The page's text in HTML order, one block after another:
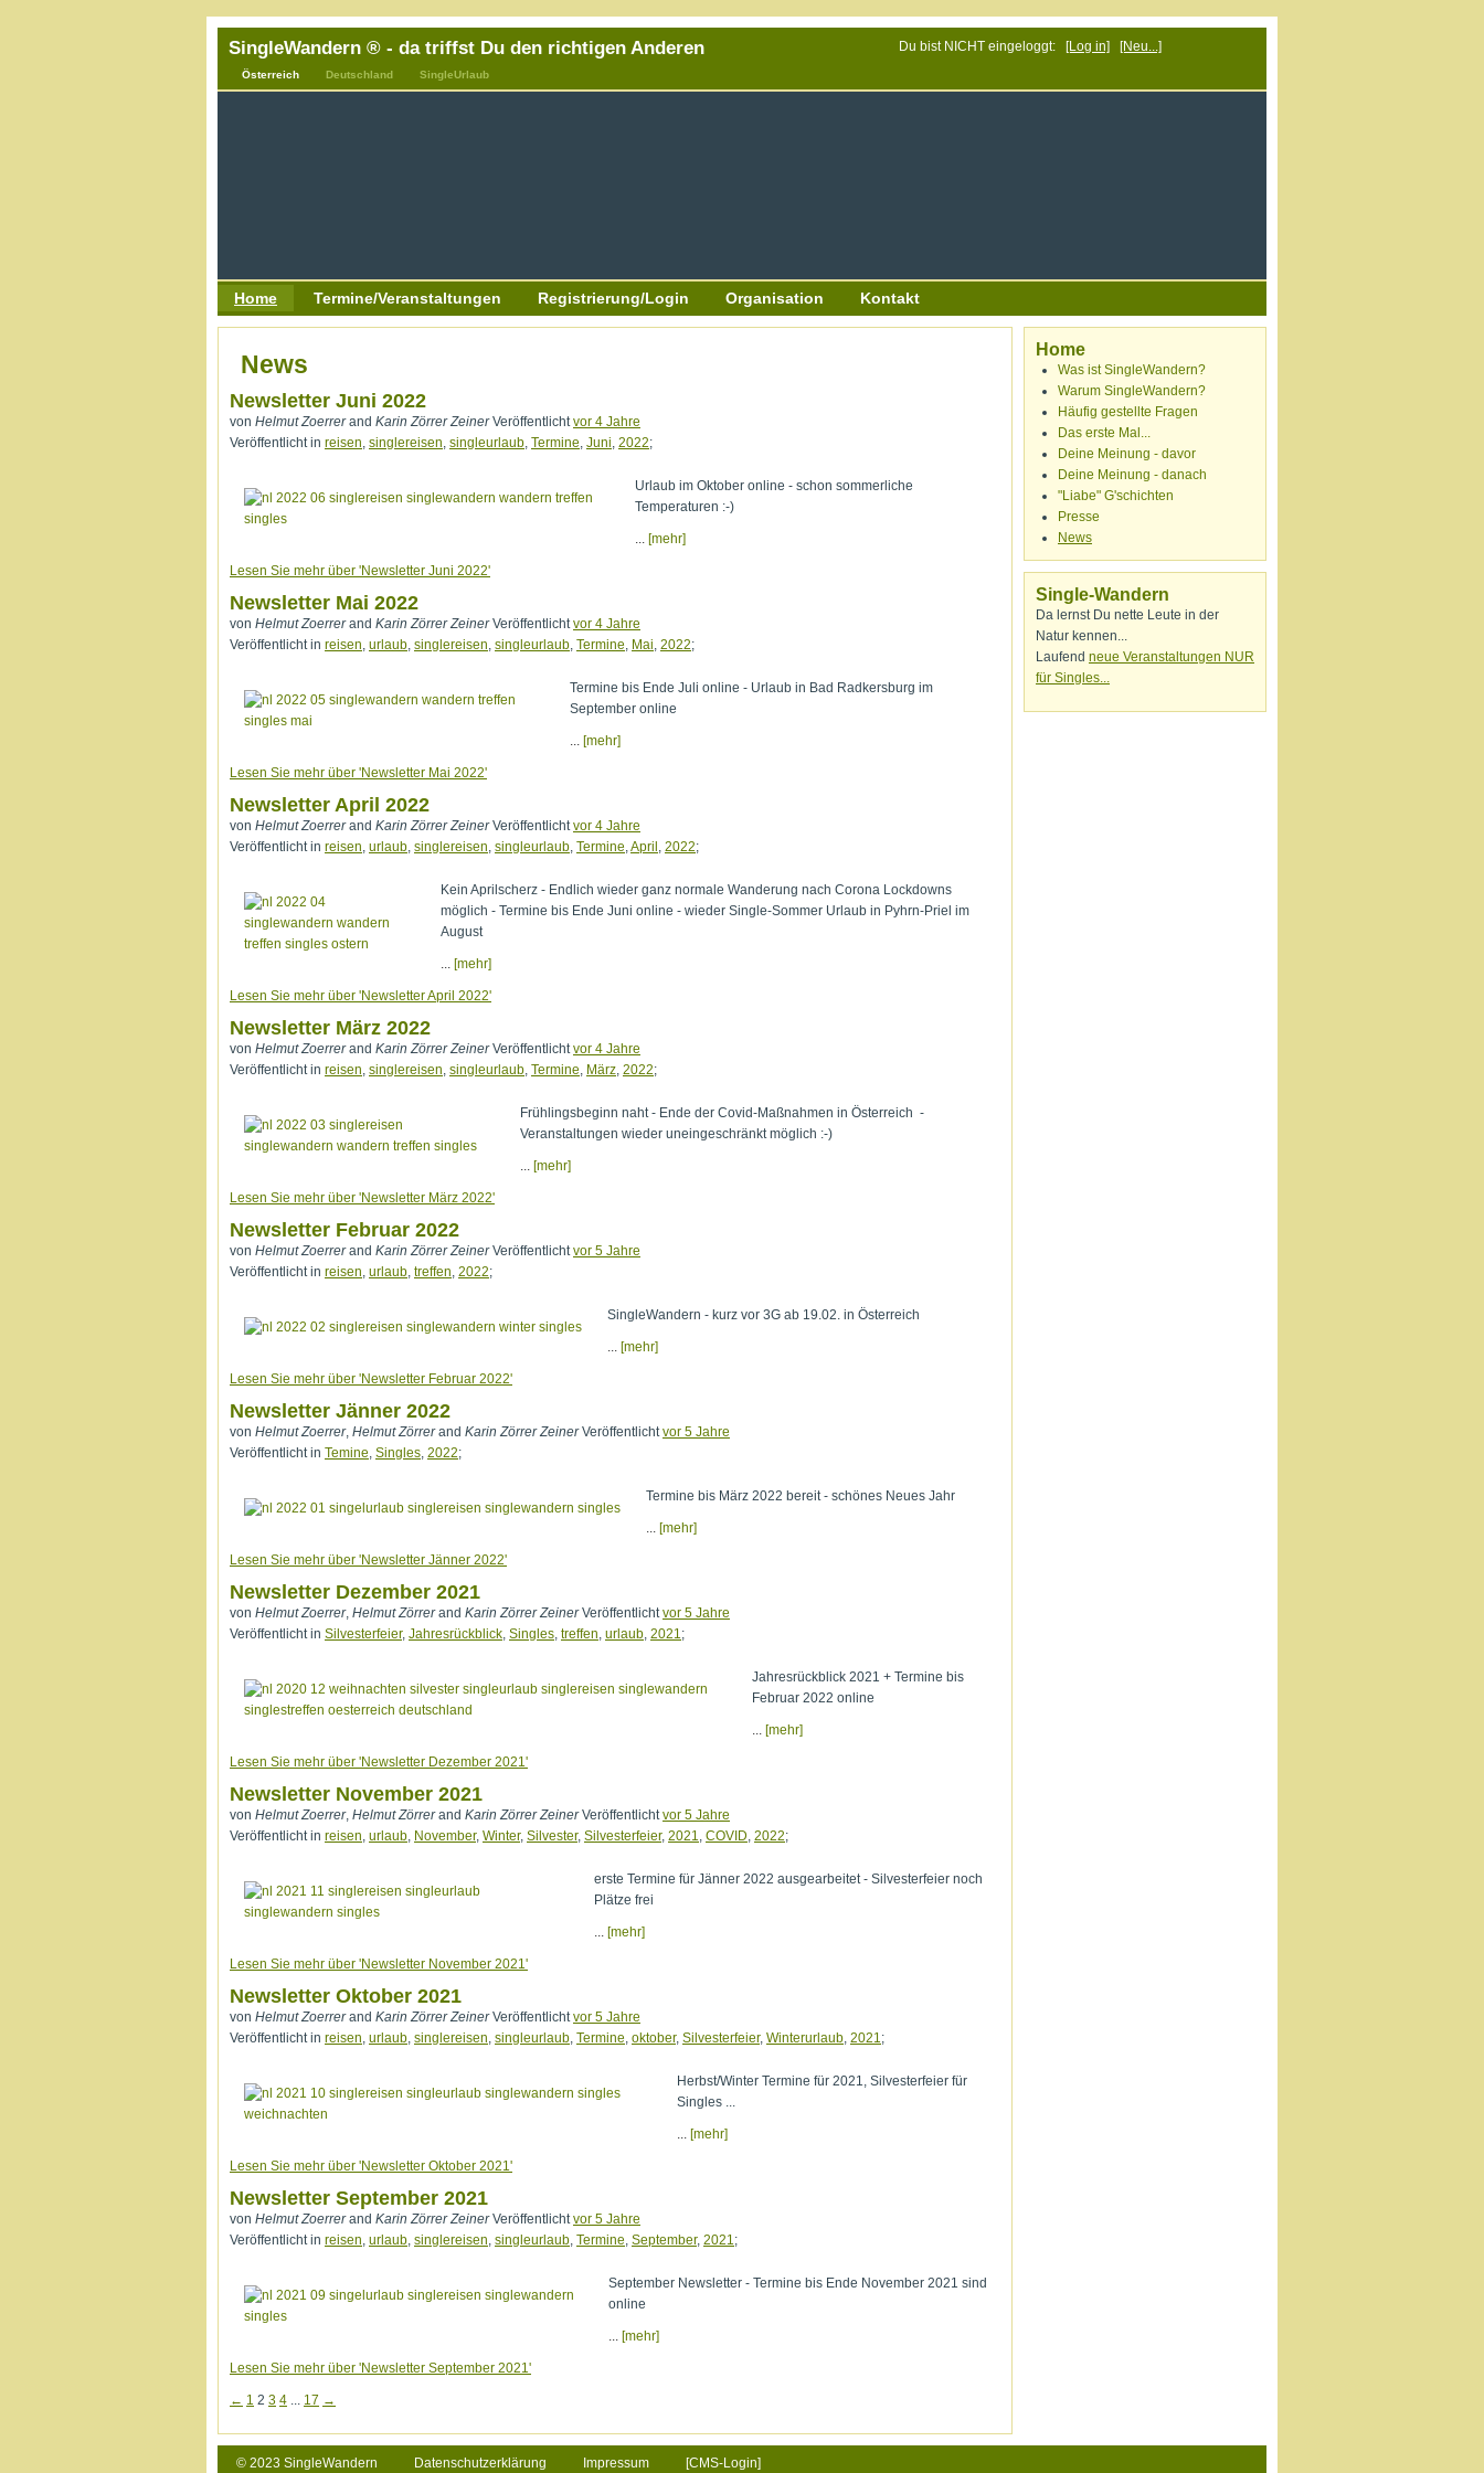
SingleWandern ® - da triffst Du den richtigen Anderen Du bist NICHT eingeloggt: [Log in] [Neu...]
Österreich Deutschland SingleUrlaub
Home Termine/Veranstaltungen Registrierung/Login Organisation Kontakt
News
Newsletter Juni 2022
von Helmut Zoerrerand Karin Zörrer ZeinerVeröffentlichtvor 4 Jahre
Veröffentlicht in reisen, singlereisen, singleurlaub, Termine, Juni, 2022;
Urlaub im Oktober online - schon sommerliche
Temperaturen :-)
... [mehr]
Lesen Sie mehr über 'Newsletter Juni 2022'
Newsletter Mai 2022
von Helmut Zoerrerand Karin Zörrer ZeinerVeröffentlichtvor 4 Jahre
Veröffentlicht in reisen, urlaub, singlereisen, singleurlaub, Termine, Mai, 2022;
Termine bis Ende Juli online - Urlaub in Bad Radkersburg im
September online
... [mehr]
Lesen Sie mehr über 'Newsletter Mai 2022'
Newsletter April 2022
von Helmut Zoerrerand Karin Zörrer ZeinerVeröffentlichtvor 4 Jahre
Veröffentlicht in reisen, urlaub, singlereisen, singleurlaub, Termine,April , 2022;
Kein Aprilscherz - Endlich wieder ganz normale Wanderung nach Corona Lockdowns
möglich - Termine bis Ende Juni online - wieder Single-Sommer Urlaub in Pyhrn-Priel im
August
... [mehr]
Lesen Sie mehr über 'Newsletter April 2022'
Newsletter März 2022
von Helmut Zoerrerand Karin Zörrer ZeinerVeröffentlichtvor 4 Jahre
Veröffentlicht in reisen, singlereisen, singleurlaub, Termine, März, 2022;
Frühlingsbeginn naht - Ende der Covid-Maßnahmen in Österreich -
Veranstaltungen wieder uneingeschränkt möglich :-)
... [mehr]
Lesen Sie mehr über 'Newsletter März 2022'
Newsletter Februar 2022
von Helmut Zoerrerand Karin Zörrer ZeinerVeröffentlichtvor 5 Jahre
Veröffentlicht in reisen, urlaub, treffen, 2022;
SingleWandern - kurz vor 3G ab 19.02. in Österreich
... [mehr]
Lesen Sie mehr über 'Newsletter Februar 2022'
Newsletter Jänner 2022
von Helmut Zoerrer, Helmut Zörrerand Karin Zörrer ZeinerVeröffentlichtvor 5 Jahre
Veröffentlicht in Temine, Singles, 2022;
Termine bis März 2022 bereit - schönes Neues Jahr
... [mehr]
Lesen Sie mehr über 'Newsletter Jänner 2022'
Newsletter Dezember 2021
von Helmut Zoerrer, Helmut Zörrerand Karin Zörrer ZeinerVeröffentlichtvor 5 Jahre
Veröffentlicht in Silvesterfeier, Jahresrückblick, Singles, treffen, urlaub, 2021;
Jahresrückblick 2021 + Termine bis
Februar 2022 online
... [mehr]
Lesen Sie mehr über 'Newsletter Dezember 2021'
Newsletter November 2021
von Helmut Zoerrer, Helmut Zörrerand Karin Zörrer ZeinerVeröffentlichtvor 5 Jahre
Veröffentlicht in reisen, urlaub, November, Winter, Silvester, Silvesterfeier, 2021, COVID, 2022;
erste Termine für Jänner 2022 ausgearbeitet - Silvesterfeier noch
Plätze frei
... [mehr]
Lesen Sie mehr über 'Newsletter November 2021'
Newsletter Oktober 2021
von Helmut Zoerrerand Karin Zörrer ZeinerVeröffentlichtvor 5 Jahre
Veröffentlicht in reisen, urlaub, singlereisen, singleurlaub, Termine, oktober, Silvesterfeier, Winterurlaub, 2021;
Herbst/Winter Termine für 2021, Silvesterfeier für
Singles ...
... [mehr]
Lesen Sie mehr über 'Newsletter Oktober 2021'
Newsletter September 2021
von Helmut Zoerrerand Karin Zörrer ZeinerVeröffentlichtvor 5 Jahre
Veröffentlicht in reisen, urlaub, singlereisen, singleurlaub, Termine, September, 2021;
September Newsletter - Termine bis Ende November 2021 sind
online
... [mehr]
Lesen Sie mehr über 'Newsletter September 2021'
← 1 2 3 4 ... 17 →
Home
Was ist SingleWandern?
Warum SingleWandern?
Häufig gestellte Fragen
Das erste Mal...
Deine Meinung - davor
Deine Meinung - danach
"Liabe" G'schichten
Presse
News
Single-Wandern
Da lernst Du nette Leute in der
Natur kennen...
Laufend neue Veranstaltungen NUR
für Singles...
© 2023 SingleWandern Datenschutzerklärung Impressum [CMS-Login]